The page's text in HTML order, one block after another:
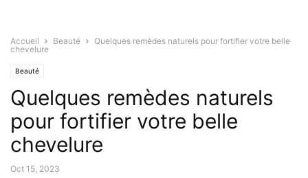
Accueil Beauté
Quelques remèdes naturels pour fortifier votre belle
chevelure
Beauté
Quelques remèdes naturels
pour fortifier votre belle
chevelure
Oct 15, 2023